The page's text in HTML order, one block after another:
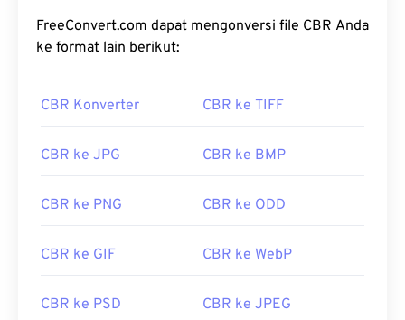
FreeConvert.com dapat mengonversi file CBR Anda
ke format lain berikut:
CBR Konverter CBR ke TIFF
CBR ke JPG CBR ke BMP
CBR ke PNG CBR ke ODD
CBR ke GIF CBR ke WebP
CBR ke PSD CBR ke JPEG